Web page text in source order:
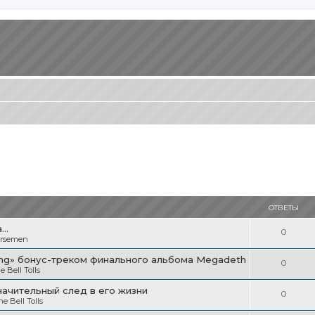
ОТВЕТЫ
0О
т
в
бонус-треком финального альбома Megadeth
Bell Tolls
0О
т
в
след в его жизни
Bell Tolls
0О
т